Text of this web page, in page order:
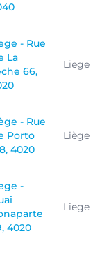
- Rue
La
66,
Liege
- Rue
Porto
4020
Liège
-
4020
Liege